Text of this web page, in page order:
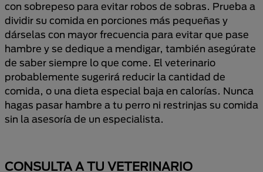
con sobrepeso para evitar robos de sobras. Prueba a
dividir su comida en porciones más pequeñas y
dárselas con mayor frecuencia para evitar que pase
hambre y se dedique a mendigar, también asegúrate
de saber siempre lo que come. El veterinario
probablemente sugerirá reducir la cantidad de
comida, o una dieta especial baja en calorías. Nunca
hagas pasar hambre a tu perro ni restrinjas su comida
sin la asesoría de un especialista.
CONSULTA A TU VETERINARIO